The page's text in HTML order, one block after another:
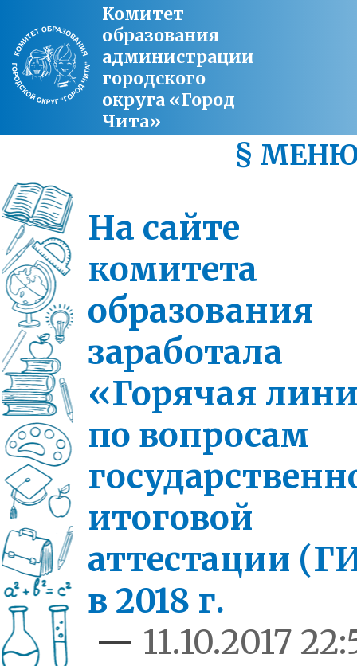
Комитет
образования
администрации
городского
округа «Город
Чита»
§
На сайте
комитета
образования
заработала
«Горячая
по вопросам
итоговой
аттестации
в 2018 г.
— 11.10.2017